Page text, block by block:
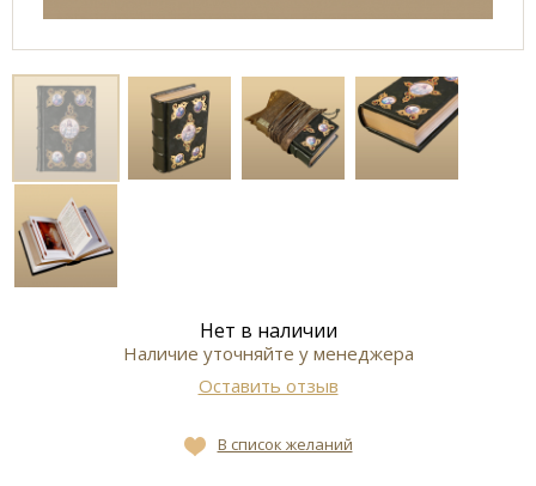
Нет в наличии
Наличие уточняйте у менеджера
Оставить отзыв
В список желаний